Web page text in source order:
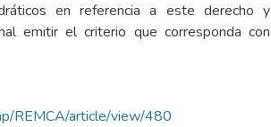
en referencia a este derecho y
emitir el criterio que corresponda con
REMCA/article/view/480